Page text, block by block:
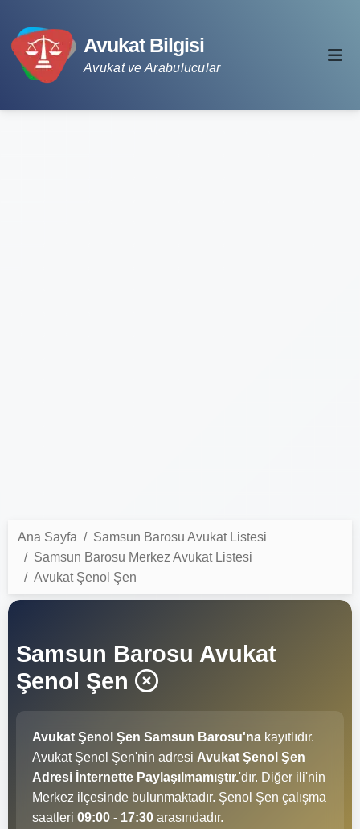
Avukat Bilgisi
Avukat ve Arabulucular
Ana Sayfa
Samsun Barosu Avukat Listesi
Samsun Barosu Merkez Avukat Listesi
Avukat Şenol Şen
Samsun Barosu Avukat
Şenol Şen
Avukat Şenol Şen Samsun Barosu'na kayıtlıdır.
Avukat Şenol Şen'nin adresi Avukat Şenol Şen
Adresi İnternette Paylaşılmamıştır.'dır. Diğer ili'nin
Merkez ilçesinde bulunmaktadır. Şenol Şen çalışma
saatleri 09:00 - 17:30 arasındadır.